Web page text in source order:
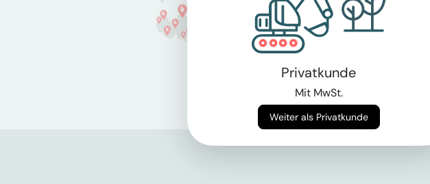
Privatkunde
Mit MwSt.
Weiter als Privatkunde